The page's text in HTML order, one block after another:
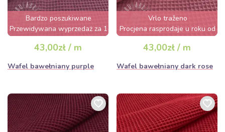
Bardzo poszukiwane
Przewidywana wyprzedaż za 1
dzień
43,00zł / m
Wafel bawełniany purple
Vrlo traženo
Procjena rasprodaje u roku od
nekoliko sati
43,00zł / m
Wafel bawełniany dark rose